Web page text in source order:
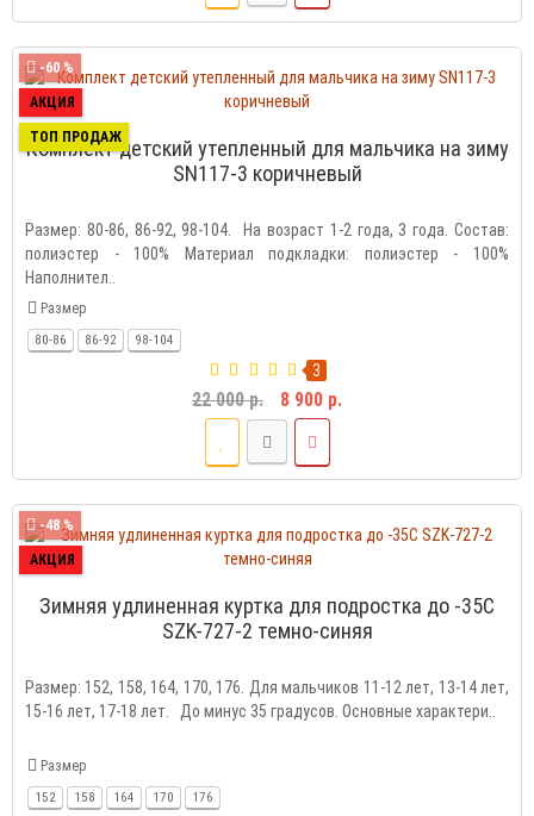
-60 %
АКЦИЯ
ТОП ПРОДАЖ
Комплект детский утепленный для мальчика на зиму
SN117-3 коричневый
Размер: 80-86, 86-92, 98-104. На возраст 1-2 года, 3 года. Состав:
полиэстер - 100% Материал подкладки: полиэстер - 100%
Наполнител..
Размер
80-86 86-92 98-104
3
22 000 р. 8 900 р.
-48 %
АКЦИЯ
Зимняя удлиненная куртка для подростка до -35C
SZK-727-2 темно-синяя
Размер: 152, 158, 164, 170, 176. Для мальчиков 11-12 лет, 13-14 лет,
15-16 лет, 17-18 лет. До минус 35 градусов. Основные характери..
Размер
152 158 164 170 176